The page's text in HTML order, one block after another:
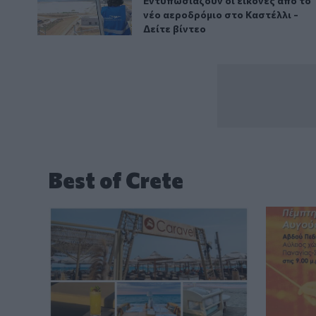
νέο αεροδρόμιο στο Καστέλλι -
Δείτε βίντεο
Best of Crete